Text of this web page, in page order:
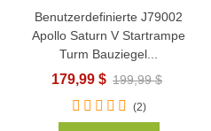
Benutzerdefinierte J79002
Apollo Saturn V Startrampe
Turm Bauziegel...
179,99 $ 199,99 $
(2)